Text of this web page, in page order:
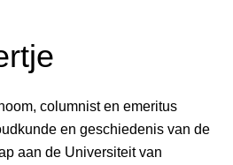
columnist en emeritus
en geschiedenis van de
aan de Universiteit van